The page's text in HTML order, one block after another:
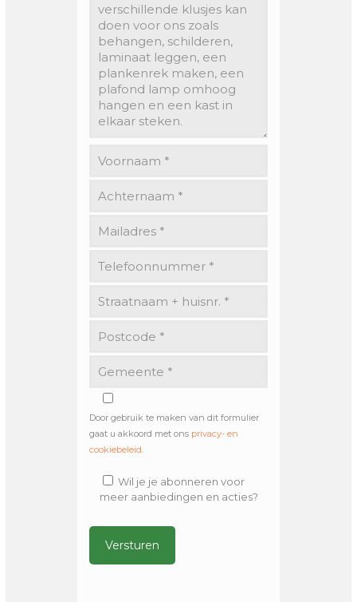
Door gebruik te maken van dit formulier
gaat u akkoord met ons privacy- en
cookiebeleid.
Wil je je abonneren voor
meer aanbiedingen en acties?